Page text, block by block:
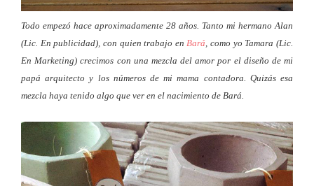
Todo empezó hace aproximadamente 28 años. Tanto mi hermano Alan
(Lic. En publicidad), con quien trabajo enBará, como yo Tamara (Lic.
En Marketing) crecimos con una mezcla del amor por el diseño de mi
papá arquitecto y los números de mi mama contadora. Quizás esa
mezcla haya tenido algo que ver en el nacimiento de Bará.